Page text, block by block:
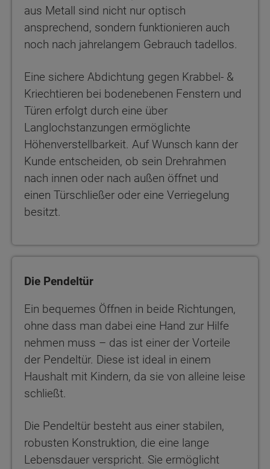
aus Metall sind nicht nur optisch
ansprechend, sondern funktionieren auch
noch nach jahrelangem Gebrauch tadellos.
Eine sichere Abdichtung gegen Krabbel- &
Kriechtieren bei bodenebenen Fenstern und
Türen erfolgt durch eine über
Langlochstanzungen ermöglichte
Höhenverstellbarkeit. Auf Wunsch kann der
Kunde entscheiden, ob sein Drehrahmen
nach innen oder nach außen öffnet und
einen Türschließer oder eine Verriegelung
besitzt.
Die Pendeltür
Ein bequemes Öffnen in beide Richtungen,
ohne dass man dabei eine Hand zur Hilfe
nehmen muss – das ist einer der Vorteile
der Pendeltür. Diese ist ideal in einem
Haushalt mit Kindern, da sie von alleine leise
schließt.
Die Pendeltür besteht aus einer stabilen,
robusten Konstruktion, die eine lange
Lebensdauer verspricht. Sie ermöglicht